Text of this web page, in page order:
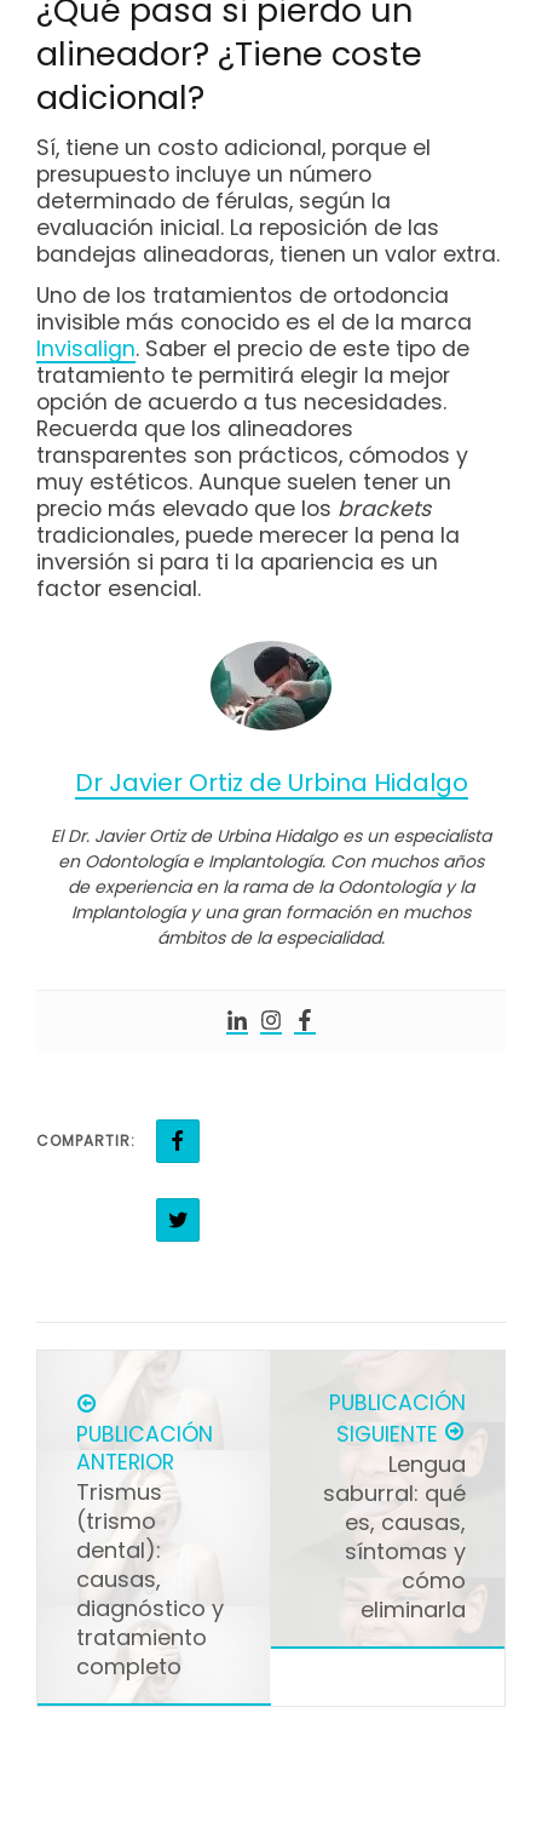
¿Qué pasa si pierdo un
alineador? ¿Tiene coste
adicional?
Sí, tiene un costo adicional, porque el
presupuesto incluye un número
determinado de férulas, según la
evaluación inicial. La reposición de las
bandejas alineadoras, tienen un valor extra.
Uno de los tratamientos de ortodoncia
invisible más conocido es el de la marca
Invisalign. Saber el precio de este tipo de
tratamiento te permitirá elegir la mejor
opción de acuerdo a tus necesidades.
Recuerda que los alineadores
transparentes son prácticos, cómodos y
muy estéticos. Aunque suelen tener un
precio más elevado que los brackets
tradicionales, puede merecer la pena la
inversión si para ti la apariencia es un
factor esencial.
Dr Javier Ortiz de Urbina Hidalgo
El Dr. Javier Ortiz de Urbina Hidalgo es un especialista
en Odontología e Implantología. Con muchos años
de experiencia en la rama de la Odontología y la
Implantología y una gran formación en muchos
ámbitos de la especialidad.
COMPARTIR:
PUBLICACIÓN
ANTERIOR
Trismus
(trismo
dental):
causas,
diagnóstico y
tratamiento
completo
PUBLICACIÓN
SIGUIENTE
Lengua
saburral: qué
es, causas,
síntomas y
cómo
eliminarla